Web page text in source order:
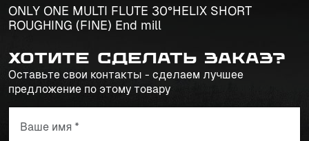
ONLY ONE MULTI FLUTE 30°HELIX SHORT
ROUGHING (FINE) End mill
Хотите сделать заказ?
Оставьте свои контакты - сделаем лучшее
предложение по этому товару